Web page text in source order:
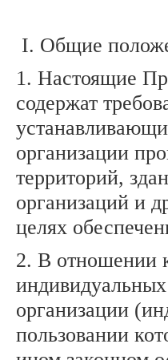
I. Общие
1. Настоящие
содержат
организации
территорий,
организаций и
целях
2. В отношении
организации
пользовании